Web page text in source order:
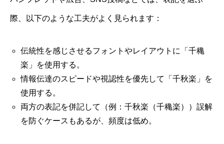
際、以下のような工夫がよく見られます：
伝統性を感じさせるフォントやレイアウトに「千穐
楽」を使用する。
情報伝達のスピードや視認性を優先して「千秋楽」を
使用する。
両方の表記を併記して（例：千秋楽（千穐楽））誤解
を防ぐケースもあるが、頻度は低め。